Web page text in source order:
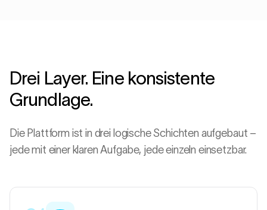
Drei Layer. Eine konsistente
Grundlage.
Die Plattform ist in drei logische Schichten aufgebaut –
jede mit einer klaren Aufgabe, jede einzeln einsetzbar.